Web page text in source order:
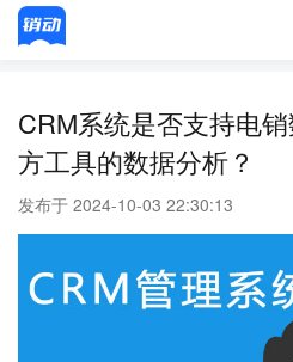
CRM系统是否支持电
方工具的数据分析？
发布于 2024-10-03 22:30:13